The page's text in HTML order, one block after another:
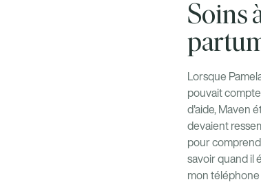
Soins
Lorsque
pouvait
d'aide, Maven
devaient
pour
savoir quand il
mon téléphone